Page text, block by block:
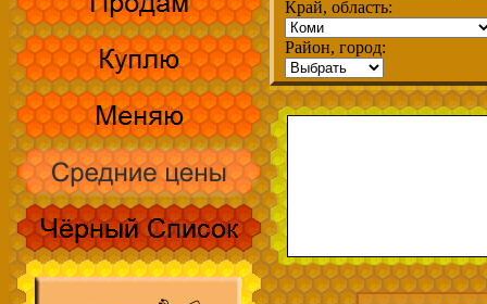
Край, область:
Район, город: